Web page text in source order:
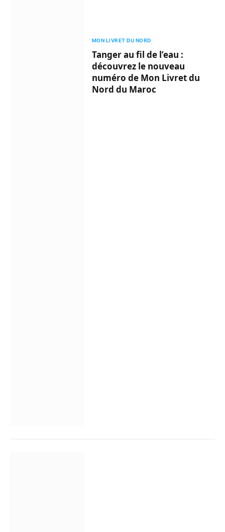
MON LIVRET DU NORD
Tanger au fil de l’eau :
découvrez le nouveau
numéro de Mon Livret du
Nord du Maroc